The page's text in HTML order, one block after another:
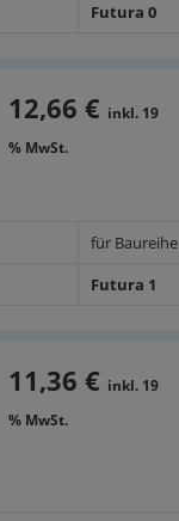
Futura 0
12,66 € inkl. 19
% MwSt.
für Baureihe
Futura 1
11,36 € inkl. 19
% MwSt.